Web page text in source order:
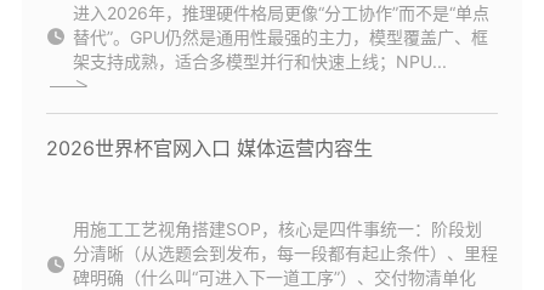
进入2026年，推理硬件格局更像“分工协作”而不是“单点
替代”。GPU仍然是通用性最强的主力，模型覆盖广、框
架支持成熟，适合多模型并行和快速上线；NPU...
2026世界杯官网入口 媒体运营内容生
用施工工艺视角搭建SOP，核心是四件事统一：阶段划
分清晰（从选题会到发布，每一段都有起止条件）、里程
碑明确（什么叫“可进入下一道工序”）、交付物清单化